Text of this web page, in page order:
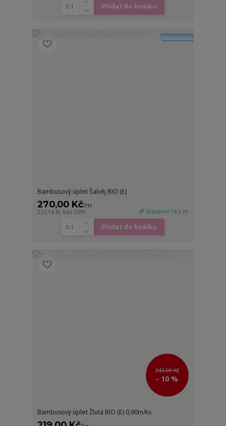
Přidat do košíku
🆕 Novinka
Bambusový úplet Šalvěj BIO (E)
270,00 Kč/m
223,14 Kč bez DPH 🌈 Skladem 16.5 m
Přidat do košíku
243,00 Kč
- 10 %
Bambusový úplet Žlutá BIO (E) 0,90m/ks